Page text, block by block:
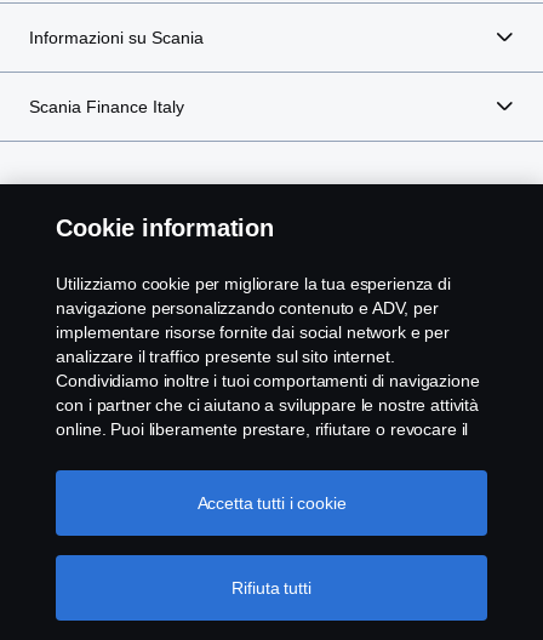
Informazioni su Scania
Scania Finance Italy
Scania in Your Region: Italia
Note legali
Privacy statement
Cookie information
Utilizziamo cookie per migliorare la tua esperienza di
navigazione personalizzando contenuto e ADV, per
implementare risorse fornite dai social network e per
analizzare il traffico presente sul sito internet.
Condividiamo inoltre i tuoi comportamenti di navigazione
con i partner che ci aiutano a sviluppare le nostre attività
online. Puoi liberamente prestare, rifiutare o revocare il
all'attivazione dei cookie e alla possibilità di condividere le
informazioni. Cliccando "rifiuta tutti" potrai continuare la
comprendere meglio la nostra politica di gestione dei
cookie, ti invitiamo a visitare la pagina cookies, cliccando
Rifiuta tutti
Accetta tutti i cookie